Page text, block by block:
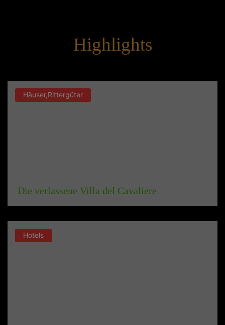
Highlights
Häuser,Rittergüter
Die verlassene Villa del Cavaliere
Hotels